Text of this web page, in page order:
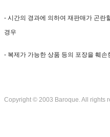
- 시간의 경과에 의하여 재판매가 곤란
경우
- 복제가 가능한 상품 등의 포장을 훼손
Copyright © 2003 Baroque. All rights